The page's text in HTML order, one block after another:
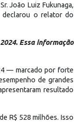
João Luiz Fukunaga,
declarou o relator do
Essa informação
— marcado por forte
de grandes
resultado
R$ 528 milhões. Isso